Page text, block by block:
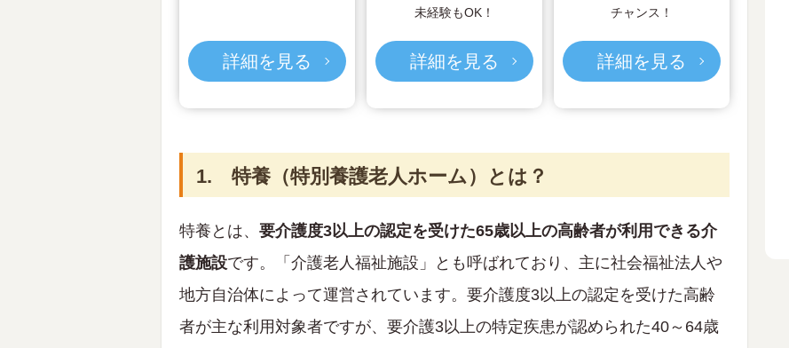
詳細を見る
未経験もOK！
詳細を見る
チャンス！
詳細を見る
1. 特養（特別養護老人ホーム）とは？
特養とは、 要介護度3以上の認定を受けた65歳以上の高齢者が利用できる介
護施設です。「介護老人福祉施設」とも呼ばれており、主に社会福祉法人や
地方自治体によって運営されています。要介護度3以上の認定を受けた高齢
者が主な利用対象者ですが、要介護3以上の特定疾患が認められた40～64歳